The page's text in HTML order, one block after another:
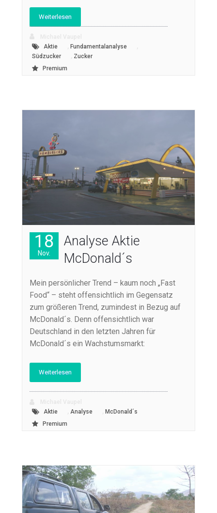
Weiterlesen
Aktie
Fundamentalanalyse
Südzucker
Zucker
Premium
18
Nov.
Analyse Aktie
McDonald´s
Mein persönlicher Trend – kaum noch „Fast
Food“ – steht offensichtlich im Gegensatz
zum größeren Trend, zumindest in Bezug auf
McDonald´s. Denn offensichtlich war
Deutschland in den letzten Jahren für
McDonald´s ein Wachstumsmarkt:
Weiterlesen
Aktie
Analyse
McDonald´s
Premium